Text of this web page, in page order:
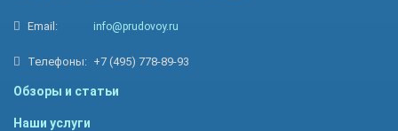
Email: info@prudovoy.ru
Телефоны: +7 (495) 778-89-93
Обзоры и статьи
Наши услуги